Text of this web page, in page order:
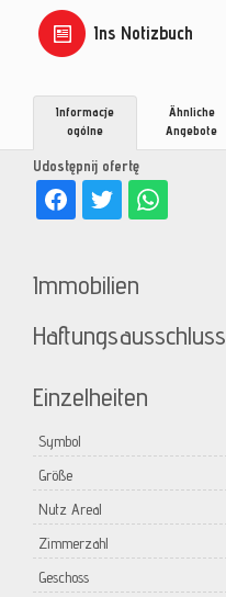
Ins Notizbuch
Udostępnij ofertę
Informacje
ogólne
Ähnliche
Angebote
Immobilien
Haftungsausschluss
Einzelheiten
Symbol
Größe
Nutz Areal
Zimmerzahl
Geschoss